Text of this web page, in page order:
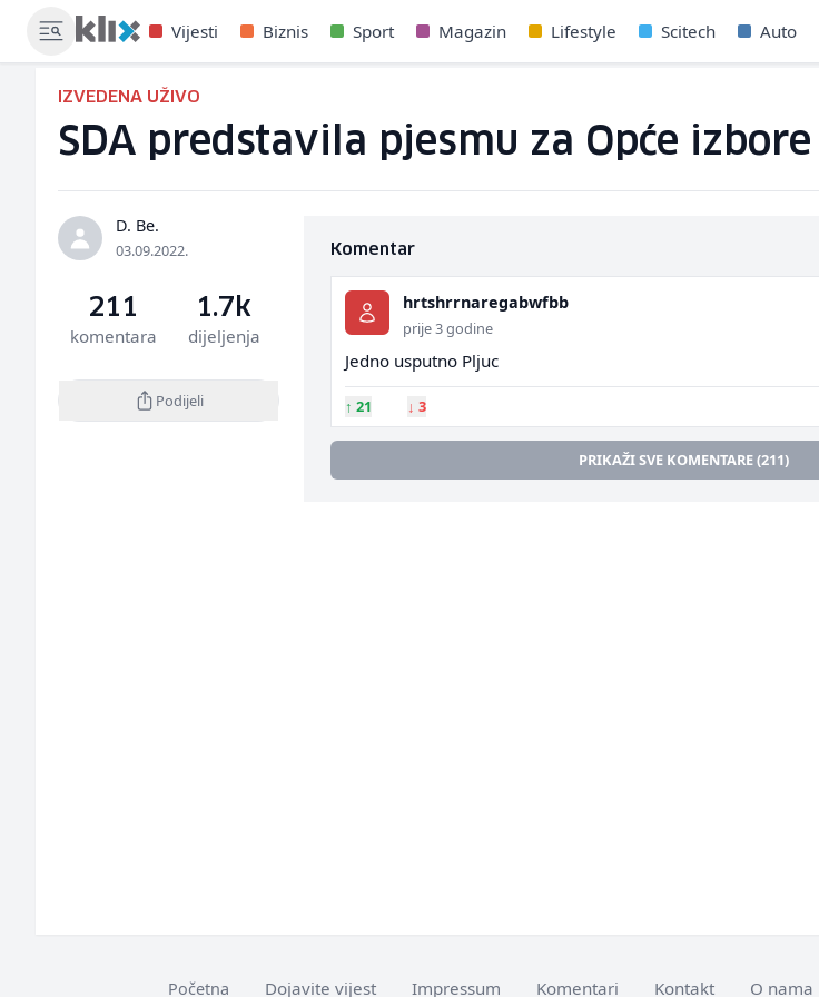
Vijesti Biznis Sport Magazin Lifestyle Scitech Auto
IZVEDENA UŽIVO
SDA predstavila pjesmu za Opće
D. Be.
03.09.2022.
211
komentara
1.7k
dijeljenja
Podijeli
Komentar
hrtshrrnaregabwfbb
prije 3 godine
Jedno usputno Pljuc
↑ 21 ↓ 3
PRIKAŽI SVE KOMENTARE (211)
Početna Dojavite vijest Impressum Komentari Kontakt O nama